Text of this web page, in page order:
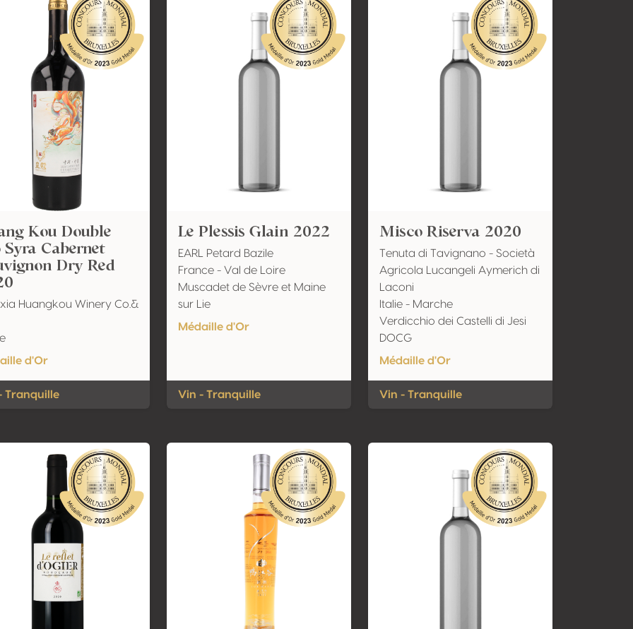
Kou Double
Syra Cabernet
Dry Red
Huangkou Winery Co.&
d'Or
Tranquille
Le Plessis Glain 2022
EARL Petard Bazile
France - Val de Loire
Muscadet de Sèvre et Maine
sur Lie
Médaille d'Or
Vin - Tranquille
Misco Riserva 2020
Tenuta di Tavignano - Società
Agricola Lucangeli Aymerich di
Laconi
Italie - Marche
Verdicchio dei Castelli di Jesi
DOCG
Médaille d'Or
Vin - Tranquille